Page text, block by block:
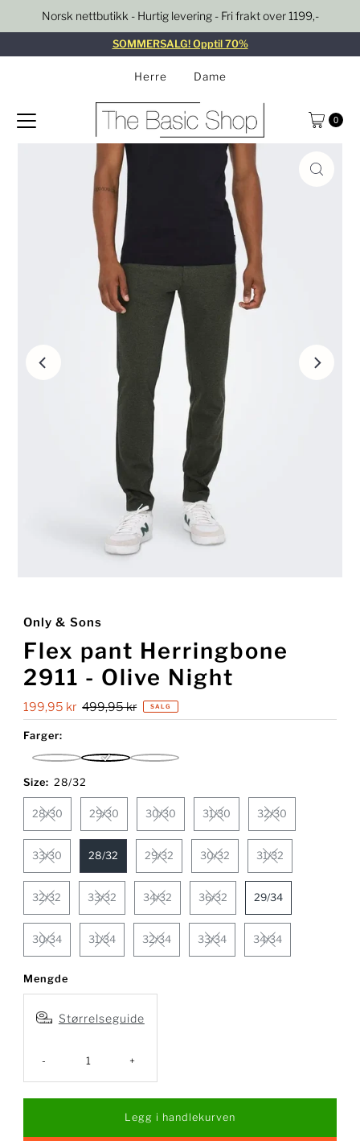
Gå til innhold
Norsk nettbutikk - Hurtig levering - Fri frakt over 1199,-
SOMMERSALG! Opptil 70%
Herre Dame
0
Only & Sons
Flex pant Herringbone
2911 - Olive Night
Salgspris
199,95 kr Ordinær
pris
499,95 kr SALG
Farger:
Chinchilla
Olive
Night
Slate
Size: 28/32
28/30 29/30 30/30 31/30 32/30
33/30 28/32 29/32 30/32 31/32
32/32 33/32 34/32 36/32 29/34
30/34 31/34 32/34 33/34 34/34
Mengde
Størrelseguide
- +